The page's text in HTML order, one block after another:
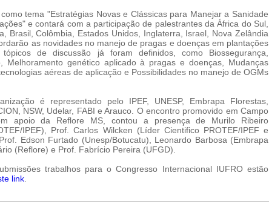
tema "Estratégias Novas e Clássicas para Manejar a Sanidade
e contará com a participação de palestrantes da África do Sul,
Brasil, Colômbia, Estados Unidos, Inglaterra, Israel, Nova Zelândia
as novidades no manejo de pragas e doenças em plantações
tópicos de discussão já foram definidos, como Biossegurança,
Melhoramento genético aplicado à pragas e doenças, Mudanças
aéreas de aplicação e Possibilidades no manejo de OGMs
é representado pelo IPEF, UNESP, Embrapa Florestas,
NSW, Udelar, FABI e Arauco. O encontro promovido em Campo
apoio da Reflore MS, contou a presença de Murilo Ribeiro
IPEF), Prof. Carlos Wilcken (Líder Cientifico PROTEF/IPEF e
Edson Furtado (Unesp/Botucatu), Leonardo Barbosa (Embrapa
(Reflore) e Prof. Fabrício Pereira (UFGD).
trabalhos para o Congresso Internacional IUFRO estão
link